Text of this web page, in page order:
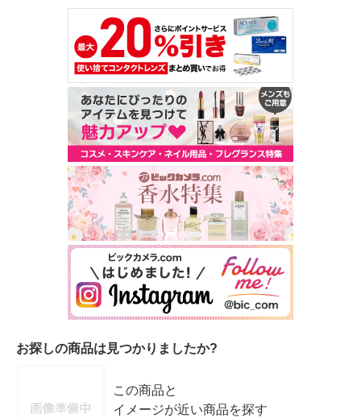
お探しの商品は見つかりましたか?
この商品と
イメージが近い商品を探す